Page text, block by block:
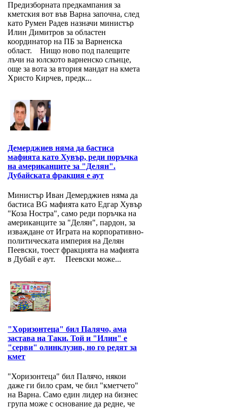
Предизборната предкампания за
кметския вот във Варна започна, след
като Румен Радев назначи министър
Илин Димитров за областен
координатор на ПБ за Варнeнска
област. Нищо ново под палещите
лъчи на юлското варненско слънце,
още за вота за втория мандат на кмета
Христо Кирчев, предк...
Демерджиев няма да бастиса
мафията като Хувър, реди поръчка
на американците за "Делян".
Дубайската фракция е аут
Министър Иван Демерджиев няма да
бастиса BG мафията като Едгар Хувър
"Коза Ностра", само реди поръчка на
американците за "Делян", пардон, за
изваждане от Играта на корпоративно-
политическата империя на Делян
Пеевски, тоест фракцията на мафията
в Дубай е аут. Пеевски може...
"Хоризонтеца" бил Палячо, ама
застава на Таки. Той и "Илин" е
"серви" олинклузив, но го редят за
кмет
"Хоризонтеца" бил Палячо, някои
даже ги било срам, че бил "кметчето"
на Варна. Само един лидер на бизнес
група може с основание да редне, че